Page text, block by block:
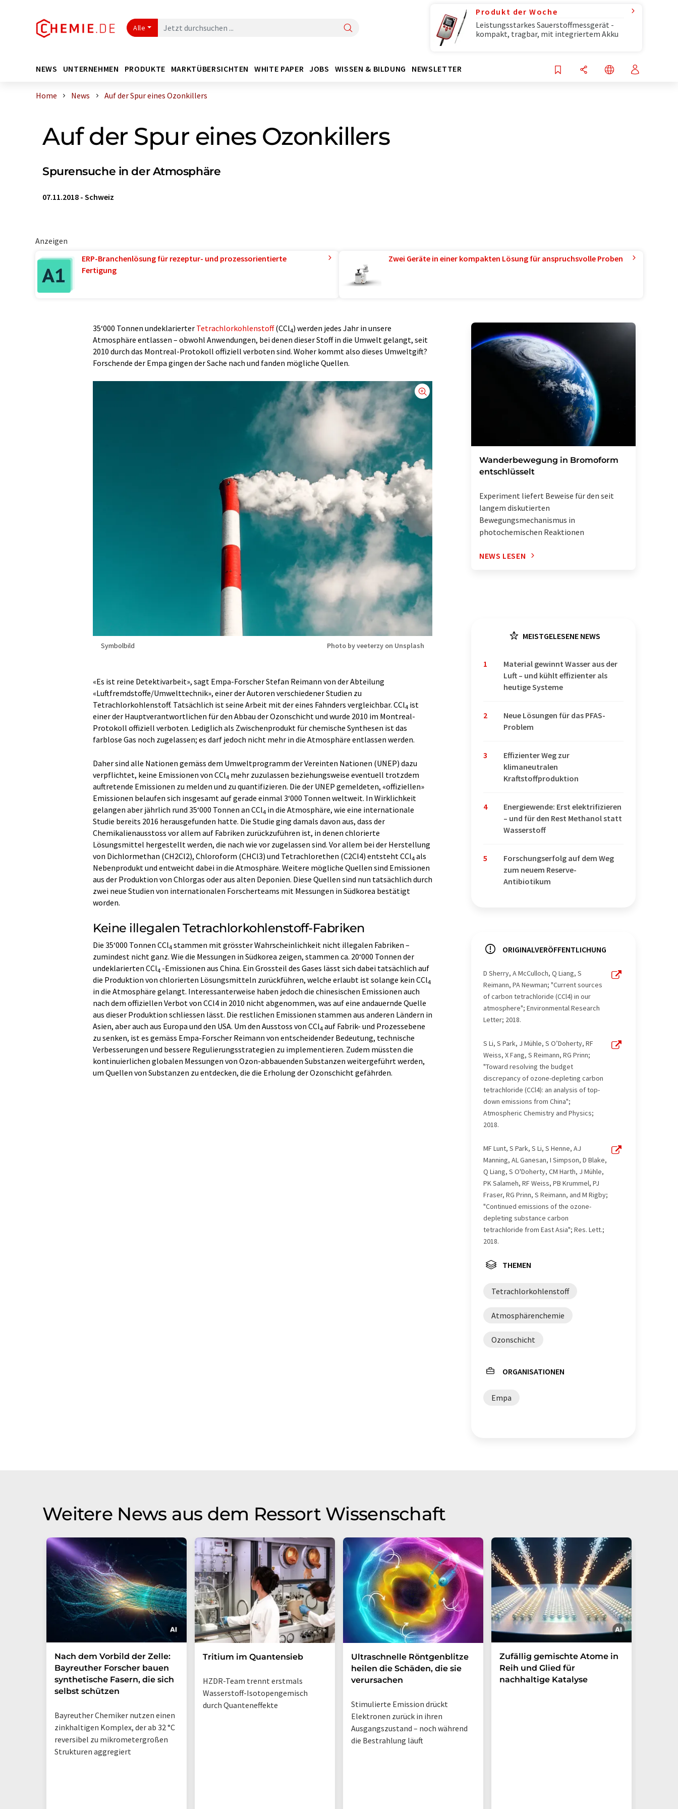
Alle
Produkt der Woche
Leistungsstarkes Sauerstoffmessgerät -
kompakt, tragbar, mit integriertem Akku
NEWS UNTERNEHMEN PRODUKTE MARKTÜBERSICHTEN WHITE PAPER JOBS WISSEN & BILDUNG NEWSLETTER
Home News Auf der Spur eines Ozonkillers
Auf der Spur eines Ozonkillers
Spurensuche in der Atmosphäre
07.11.2018 - Schweiz
Anzeigen
ERP-Branchenlösung für rezeptur- und prozessorientierte
Fertigung
Zwei Geräte in einer kompakten Lösung für anspruchsvolle Proben
35‘000 Tonnen undeklarierter Tetrachlorkohlenstoff(CCl4) werden jedes Jahr in unsere
Atmosphäre entlassen – obwohl Anwendungen, bei denen dieser Stoff in die Umwelt gelangt, seit
2010 durch das Montreal-Protokoll offiziell verboten sind. Woher kommt also dieses Umweltgift?
Forschende der Empa gingen der Sache nach und fanden mögliche Quellen.
Symbolbild Photo by veeterzy on Unsplash
«Es ist reine Detektivarbeit», sagt Empa-Forscher Stefan Reimann von der Abteilung
«Luftfremdstoffe/Umwelttechnik», einer der Autoren verschiedener Studien zu
Tetrachlorkohlenstoff. Tatsächlich ist seine Arbeit mit der eines Fahnders vergleichbar. CCl4 ist
einer der Hauptverantwortlichen für den Abbau der Ozonschicht und wurde 2010 im Montreal-
Protokoll offiziell verboten. Lediglich als Zwischenprodukt für chemische Synthesen ist das
farblose Gas noch zugelassen; es darf jedoch nicht mehr in die Atmosphäre entlassen werden.
Daher sind alle Nationen gemäss dem Umweltprogramm der Vereinten Nationen (UNEP) dazu
verpflichtet, keine Emissionen von CCl4 mehr zuzulassen beziehungsweise eventuell trotzdem
auftretende Emissionen zu melden und zu quantifizieren. Die der UNEP gemeldeten, «offiziellen»
Emissionen belaufen sich insgesamt auf gerade einmal 3‘000 Tonnen weltweit. In Wirklichkeit
gelangen aber jährlich rund 35‘000 Tonnen an CCl4 in die Atmosphäre, wie eine internationale
Studie bereits 2016 herausgefunden hatte. Die Studie ging damals davon aus, dass der
Chemikalienausstoss vor allem auf Fabriken zurückzuführen ist, in denen chlorierte
Lösungsmittel hergestellt werden, die nach wie vor zugelassen sind. Vor allem bei der Herstellung
von Dichlormethan (CH2Cl2), Chloroform (CHCl3) und Tetrachlorethen (C2Cl4) entsteht CCl4 als
Nebenprodukt und entweicht dabei in die Atmosphäre. Weitere mögliche Quellen sind Emissionen
aus der Produktion von Chlorgas oder aus alten Deponien. Diese Quellen sind nun tatsächlich durch
zwei neue Studien von internationalen Forscherteams mit Messungen in Südkorea bestätigt
worden.
Keine illegalen Tetrachlorkohlenstoff-Fabriken
Die 35‘000 Tonnen CCl4 stammen mit grösster Wahrscheinlichkeit nicht illegalen Fabriken –
zumindest nicht ganz. Wie die Messungen in Südkorea zeigen, stammen ca. 20‘000 Tonnen der
undeklarierten CCl4 -Emissionen aus China. Ein Grossteil des Gases lässt sich dabei tatsächlich auf
die Produktion von chlorierten Lösungsmitteln zurückführen, welche erlaubt ist solange kein CCl4
in die Atmosphäre gelangt. Interessanterweise haben jedoch die chinesischen Emissionen auch
nach dem offiziellen Verbot von CCl4 in 2010 nicht abgenommen, was auf eine andauernde Quelle
aus dieser Produktion schliessen lässt. Die restlichen Emissionen stammen aus anderen Ländern in
Asien, aber auch aus Europa und den USA. Um den Ausstoss von CCl4 auf Fabrik- und Prozessebene
zu senken, ist es gemäss Empa-Forscher Reimann von entscheidender Bedeutung, technische
Verbesserungen und bessere Regulierungsstrategien zu implementieren. Zudem müssten die
kontinuierlichen globalen Messungen von Ozon-abbauenden Substanzen weitergeführt werden,
um Quellen von Substanzen zu entdecken, die die Erholung der Ozonschicht gefährden.
Wanderbewegung in Bromoform
entschlüsselt
Experiment liefert Beweise für den seit
langem diskutierten
Bewegungsmechanismus in
photochemischen Reaktionen
NEWS LESEN
MEISTGELESENE NEWS
1
Material gewinnt Wasser aus der
Luft – und kühlt effizienter als
heutige Systeme
2
Neue Lösungen für das PFAS-
Problem
3
Effizienter Weg zur
klimaneutralen
Kraftstoffproduktion
4
Energiewende: Erst elektrifizieren
– und für den Rest Methanol statt
Wasserstoff
5
Forschungserfolg auf dem Weg
zum neuem Reserve-
Antibiotikum
ORIGINALVERÖFFENTLICHUNG
D Sherry, A McCulloch, Q Liang, S
Reimann, PA Newman; "Current sources
of carbon tetrachloride (CCl4) in our
atmosphere"; Environmental Research
Letter; 2018.
S Li, S Park, J Mühle, S O’Doherty, RF
Weiss, X Fang, S Reimann, RG Prinn;
"Toward resolving the budget
discrepancy of ozone-depleting carbon
tetrachloride (CCl4): an analysis of top-
down emissions from China";
Atmospheric Chemistry and Physics;
2018.
MF Lunt, S Park, S Li, S Henne, AJ
Manning, AL Ganesan, I Simpson, D Blake,
Q Liang, S O'Doherty, CM Harth, J Mühle,
PK Salameh, RF Weiss, PB Krummel, PJ
Fraser, RG Prinn, S Reimann, and M Rigby;
"Continued emissions of the ozone-
depleting substance carbon
tetrachloride from East Asia"; Res. Lett.;
2018.
THEMEN
Tetrachlorkohlenstoff
Atmosphärenchemie
Ozonschicht
ORGANISATIONEN
Empa
Weitere News aus dem Ressort Wissenschaft
Nach dem Vorbild der Zelle:
Bayreuther Forscher bauen
synthetische Fasern, die sich
selbst schützen
Bayreuther Chemiker nutzen einen
zinkhaltigen Komplex, der ab 32 °C
reversibel zu mikrometergroßen
Strukturen aggregiert
Tritium im Quantensieb
HZDR-Team trennt erstmals
Wasserstoff-Isotopengemisch
durch Quanteneffekte
Ultraschnelle Röntgenblitze
heilen die Schäden, die sie
verursachen
Stimulierte Emission drückt
Elektronen zurück in ihren
Ausgangszustand – noch während
die Bestrahlung läuft
Zufällig gemischte Atome in
Reih und Glied für
nachhaltige Katalyse